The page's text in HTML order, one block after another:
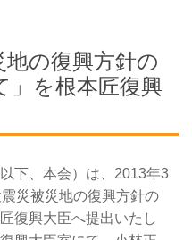
地の復興方針の
」を根本匠復興
下、本会）は、2013年3
災被災地の復興方針の
復興大臣へ提出いたし